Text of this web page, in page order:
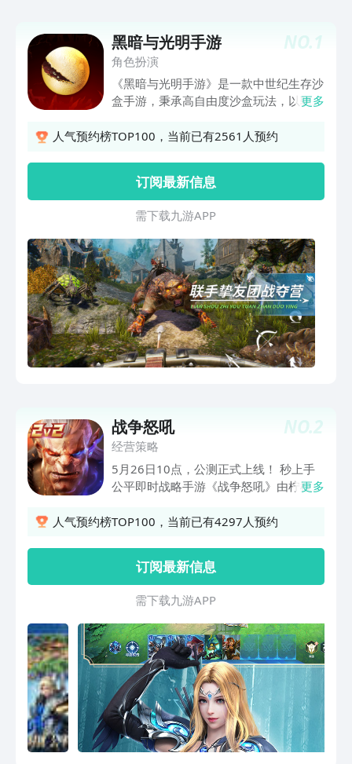
NO.1
黑暗与光明手游
角色扮演
《黑暗与光明手游》是一款中世纪生存沙
盒手游，秉承高自由度沙盒玩法，以驯养
沙盒世界，冒险者们可以占地为王、建造
传奇故事。
更多
人气预约榜TOP100，当前已有2561人预约
订阅最新信息
需 下 载 九 游 A P P
NO.2
战争怒吼
经营策略
5月26日10点，公测正式上线！ 秒上手
公平即时战略手游《战争怒吼》由柠檬游
RTS玩法，选择你的种族和英雄，运营你
的战术比拼，公平的策略竞技，等你来
玩！
更多
人气预约榜TOP100，当前已有4297人预约
订阅最新信息
需 下 载 九 游 A P P